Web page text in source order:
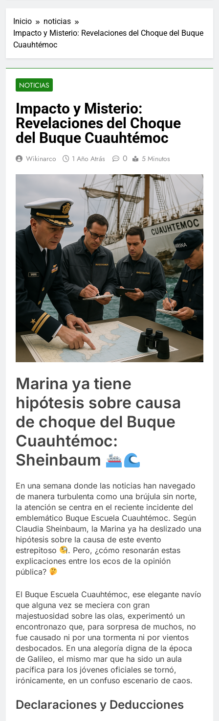
Inicio
noticias
Impacto y Misterio: Revelaciones del Choque del Buque
Cuauhtémoc
NOTICIAS
Impacto y Misterio:
Revelaciones del Choque
del Buque Cuauhtémoc
Wikinarco 1 Año Atrás 0 5 Minutos
Marina ya tiene
hipótesis sobre causa
de choque del Buque
Cuauhtémoc:
Sheinbaum
En una semana donde las noticias han navegado
de manera turbulenta como una brújula sin norte,
la atención se centra en el reciente incidente del
emblemático Buque Escuela Cuauhtémoc. Según
Claudia Sheinbaum, la Marina ya ha deslizado una
hipótesis sobre la causa de este evento
estrepitoso
. Pero, ¿cómo resonarán estas
explicaciones entre los ecos de la opinión
pública?
El Buque Escuela Cuauhtémoc, ese elegante navío
que alguna vez se meciera con gran
majestuosidad sobre las olas, experimentó un
encontronazo que, para sorpresa de muchos, no
fue causado ni por una tormenta ni por vientos
desbocados. En una alegoría digna de la época
de Galileo, el mismo mar que ha sido un aula
pacífica para los jóvenes oficiales se tornó,
irónicamente, en un confuso escenario de caos.
Declaraciones y Deducciones